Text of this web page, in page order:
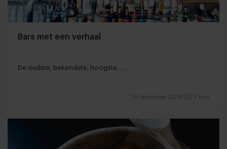
Bars met een verhaal
De oudste, bekendste, hoogste, ...
26 september 2018 3 min